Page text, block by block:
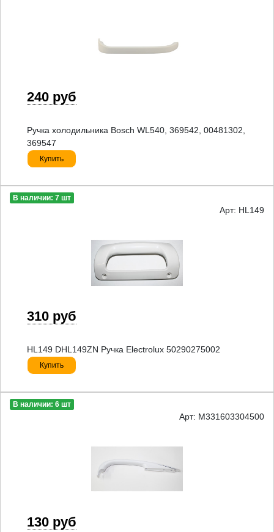
240 руб
Ручка холодильника Bosch WL540, 369542, 00481302,
369547
Купить
В наличии: 7 шт
Арт: HL149
310 руб
HL149 DHL149ZN Ручка Electrolux 50290275002
Купить
В наличии: 6 шт
Арт: M331603304500
130 руб